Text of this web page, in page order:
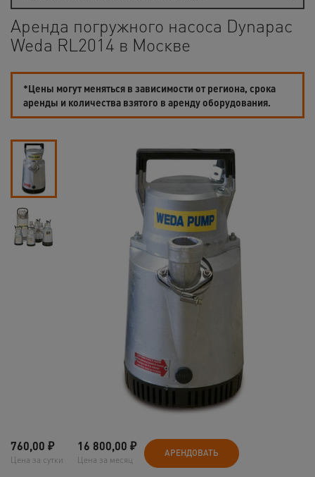
Аренда погружного насоса Dynapac
Weda RL2014 в Москве
*Цены могут меняться в зависимости от региона, срока
аренды и количества взятого в аренду оборудования.
760,00 ₽
Цена за сутки
16 800,00 ₽
Цена за месяц
АРЕНДОВАТЬ